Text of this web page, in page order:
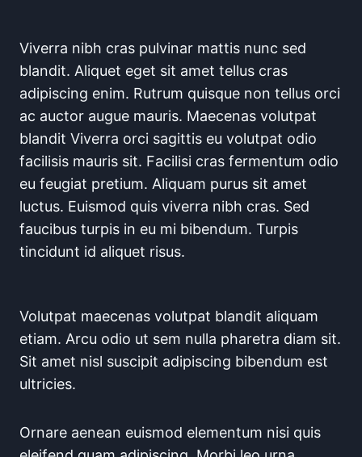
Viverra nibh cras pulvinar mattis nunc sed
blandit. Aliquet eget sit amet tellus cras
adipiscing enim. Rutrum quisque non tellus orci
ac auctor augue mauris. Maecenas volutpat
blandit Viverra orci sagittis eu volutpat odio
facilisis mauris sit. Facilisi cras fermentum odio
eu feugiat pretium. Aliquam purus sit amet
luctus. Euismod quis viverra nibh cras. Sed
faucibus turpis in eu mi bibendum. Turpis
tincidunt id aliquet risus.
Volutpat maecenas volutpat blandit aliquam
etiam. Arcu odio ut sem nulla pharetra diam sit.
Sit amet nisl suscipit adipiscing bibendum est
ultricies.
Ornare aenean euismod elementum nisi quis